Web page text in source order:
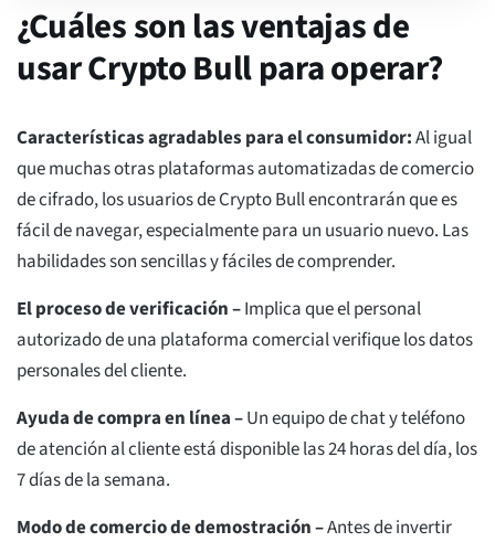
¿Cuáles son las ventajas de
usar Crypto Bull para operar?
Características agradables para el consumidor:Al igual
que muchas otras plataformas automatizadas de comercio
de cifrado, los usuarios de Crypto Bull encontrarán que es
fácil de navegar, especialmente para un usuario nuevo. Las
habilidades son sencillas y fáciles de comprender.
El proceso de verificación –Implica que el personal
autorizado de una plataforma comercial verifique los datos
personales del cliente.
Ayuda de compra en línea –Un equipo de chat y teléfono
de atención al cliente está disponible las 24 horas del día, los
7 días de la semana.
Modo de comercio de demostración –Antes de invertir